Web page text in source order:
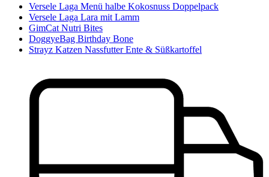
Versele Laga Menü halbe Kokosnuss Doppelpack
Versele Laga Lara mit Lamm
GimCat Nutri Bites
DoggyeBag Birthday Bone
Strayz Katzen Nassfutter Ente & Süßkartoffel